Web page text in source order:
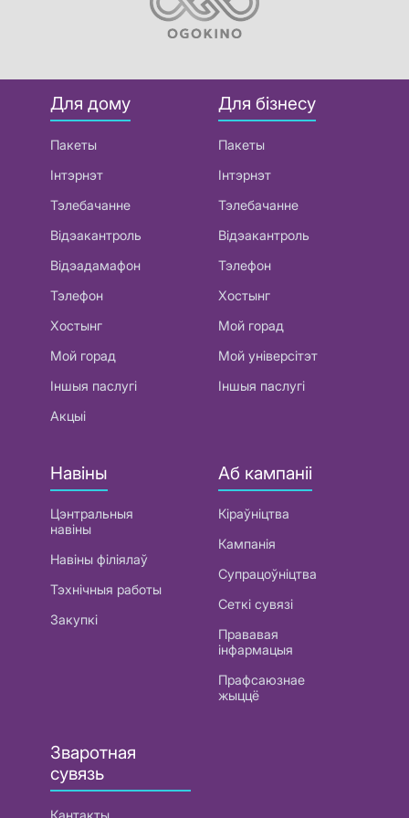
Для дому
Пакеты
Інтэрнэт
Тэлебачанне
Відэакантроль
Відэадамафон
Тэлефон
Хостынг
Мой горад
Іншыя паслугі
Акцыі
Для бізнесу
Пакеты
Інтэрнэт
Тэлебачанне
Відэакантроль
Тэлефон
Хостынг
Мой горад
Мой універсітэт
Іншыя паслугі
Навіны
Цэнтральныя
навіны
Навіны філіялаў
Тэхнічныя работы
Закупкі
Аб кампаніі
Кіраўніцтва
Кампанія
Супрацоўніцтва
Сеткі сувязі
Прававая
інфармацыя
Прафсаюзнае
жыццё
Зваротная
сувязь
Кантакты